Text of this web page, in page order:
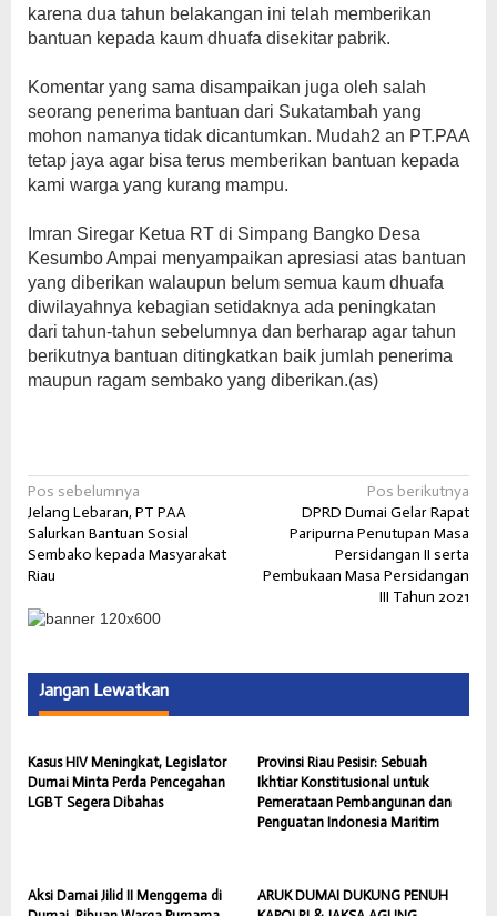
karena dua tahun belakangan ini telah memberikan
bantuan kepada kaum dhuafa disekitar pabrik.
Komentar yang sama disampaikan juga oleh salah
seorang penerima bantuan dari Sukatambah yang
mohon namanya tidak dicantumkan. Mudah2 an PT.PAA
tetap jaya agar bisa terus memberikan bantuan kepada
kami warga yang kurang mampu.
Imran Siregar Ketua RT di Simpang Bangko Desa
Kesumbo Ampai menyampaikan apresiasi atas bantuan
yang diberikan walaupun belum semua kaum dhuafa
diwilayahnya kebagian setidaknya ada peningkatan
dari tahun-tahun sebelumnya dan berharap agar tahun
berikutnya bantuan ditingkatkan baik jumlah penerima
maupun ragam sembako yang diberikan.(as)
Pos sebelumnya
Jelang Lebaran, PT PAA
Salurkan Bantuan Sosial
Sembako kepada Masyarakat
Riau
Pos berikutnya
DPRD Dumai Gelar Rapat
Paripurna Penutupan Masa
Persidangan II serta
Pembukaan Masa Persidangan
III Tahun 2021
Jangan Lewatkan
Kasus HIV Meningkat, Legislator
Dumai Minta Perda Pencegahan
LGBT Segera Dibahas
Provinsi Riau Pesisir: Sebuah
Ikhtiar Konstitusional untuk
Pemerataan Pembangunan dan
Penguatan Indonesia Maritim
Aksi Damai Jilid II Menggema di
ARUK DUMAI DUKUNG PENUH